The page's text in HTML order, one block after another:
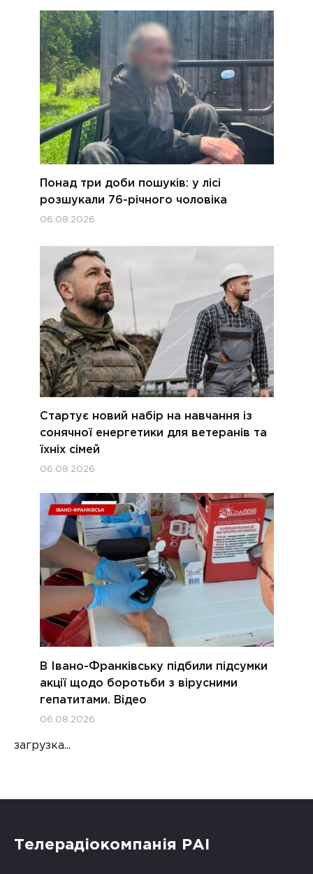
Понад три доби пошуків: у лісі
розшукали 76-річного чоловіка
06.08.2026
Стартує новий набір на навчання із
сонячної енергетики для ветеранів та
їхніх сімей
06.08.2026
В Івано-Франківську підбили підсумки
акції щодо боротьби з вірусними
гепатитами. Відео
06.08.2026
загрузка...
Телерадіокомпанія РАІ